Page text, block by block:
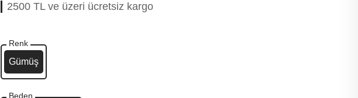
2500 TL ve üzeri ücretsiz kargo
Renk
Gümüş
Beden